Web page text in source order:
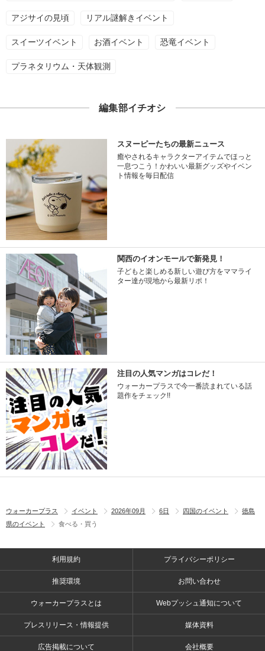
アジサイの見頃 リアル謎解きイベント
スイーツイベント お酒イベント 恐竜イベント
プラネタリウム・天体観測
編集部イチオシ
スヌーピーたちの最新ニュース
癒やされるキャラクターアイテムでほっと
一息つこう！かわいい最新グッズやイベン
ト情報を毎日配信
関西のイオンモールで新発見！
子どもと楽しめる新しい遊び方をママライ
ター達が現地から最新リポ！
注目の人気マンガはコレだ！
ウォーカープラスで今一番読まれている話
題作をチェック!!
ウォーカープラス イベント 2026年09月 6日 四国のイベント
徳島
県のイベント
食べる・買う
利用規約 プライバシーポリシー
推奨環境 お問い合わせ
ウォーカープラスとは Webプッシュ通知について
プレスリリース・情報提供 媒体資料
広告掲載について 会社概要